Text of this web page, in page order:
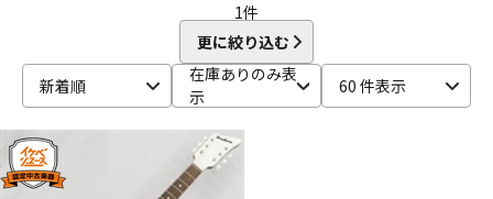
ベース
1件
更に絞り込む
新着順
在庫ありのみ表
示
60 件表示